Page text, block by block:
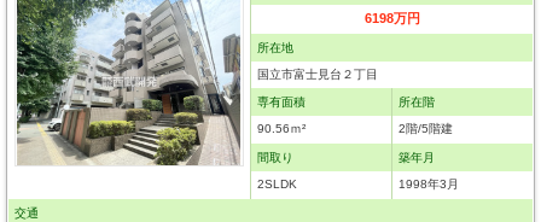
6198万円
所在地
国立市富士見台２丁目
専有面積
90.56ｍ²
所在階
2階/5階建
間取り
2SLDK
築年月
1998年3月
交通